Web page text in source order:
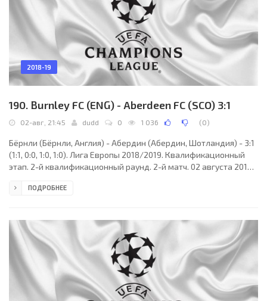
2018-19
190. Burnley FC (ENG) - Aberdeen FC (SCO) 3:1
02-авг, 21:45 dudd 0 1 036 (0)
Бёрнли (Бёрнли, Англия) - Абердин (Абердин, Шотландия) - 3:1
(1:1, 0:0, 1:0, 1:0). Лига Европы 2018/2019. Квалификационный
этап. 2-й квалификационный раунд. 2-й матч. 02 августа 2018
Стадион Терф Мур. 17404 зрителя (77 % при вместимости
(Италия). Резервный судья: Джанлука Манганьелло (Пинероло,
Италия). Бёрнли: 22.
ПОДРОБНЕЕ